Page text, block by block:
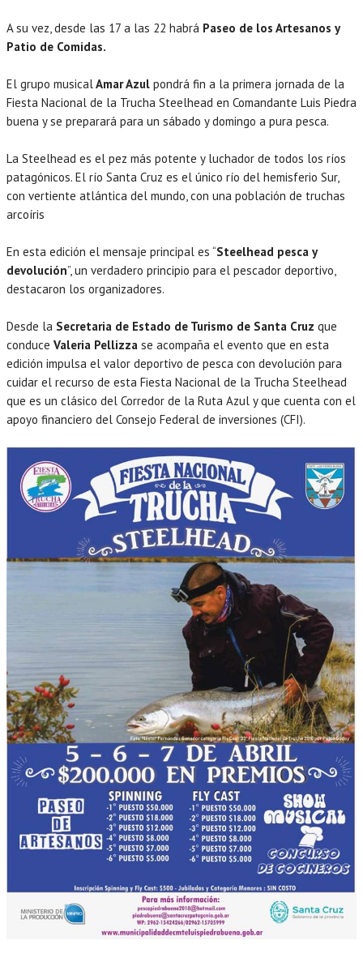
A su vez, desde las 17 a las 22 habrá Paseo de los Artesanos y
Patio de Comidas.
El grupo musicalAmar Azul pondrá fin a la primera jornada de la
Fiesta Nacional de la Trucha Steelhead en Comandante Luis Piedra
buena y se preparará para un sábado y domingo a pura pesca.
La Steelhead es el pez más potente y luchador de todos los ríos
patagónicos. El río Santa Cruz es el único río del hemisferio Sur,
con vertiente atlántica del mundo, con una población de truchas
arcoíris
En esta edición el mensaje principal es “Steelhead pesca y
devolución”, un verdadero principio para el pescador deportivo,
destacaron los organizadores.
Desde la Secretaria de Estado de Turismo de Santa Cruz que
conduce Valeria Pellizza se acompaña el evento que en esta
edición impulsa el valor deportivo de pesca con devolución para
cuidar el recurso de esta Fiesta Nacional de la Trucha Steelhead
que es un clásico del Corredor de la Ruta Azul y que cuenta con el
apoyo financiero del Consejo Federal de inversiones (CFI).